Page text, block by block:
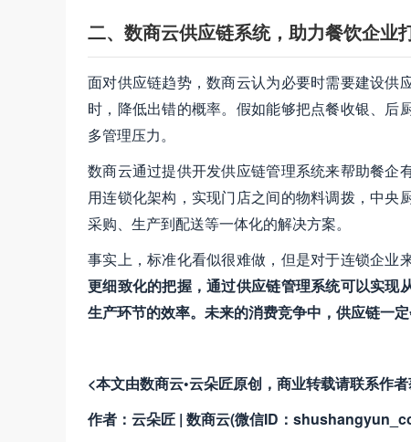
二、数商云供应链系统，助力餐饮企业
面对供应链趋势，数商云认为必要时需要建设供
时，降低出错的概率。假如能够把点餐收银、后
多管理压力。
数商云通过提供开发供应链管理系统来帮助餐企
用连锁化架构，实现门店之间的物料调拨，中央
采购、生产到配送等一体化的解决方案。
事实上，标准化看似很难做，但是对于连锁企业
更细致化的把握，通过供应链管理系统可以实现
生产环节的效率。未来的消费竞争中，供应链一
<本文由数商云•云朵匠原创，商业转载请联系作
作者：云朵匠 | 数商云(微信ID：